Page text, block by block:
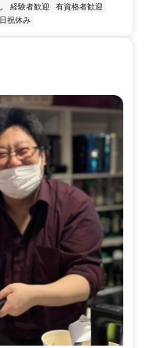
経験者歓迎
有資格者歓迎
祝休み